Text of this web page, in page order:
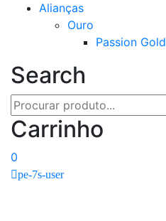
Alianças
Ouro
Passion Gold
Search
Carrinho
0
pe-7s-user